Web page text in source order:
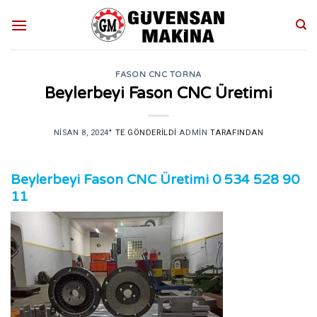
FASON CNC TORNA
Beylerbeyi Fason CNC Üretimi
NISAN 8, 2024’' TE GÖNDERILDI ADMIN TARAFINDAN
Beylerbeyi Fason CNC Üretimi 0 534 528 90
11